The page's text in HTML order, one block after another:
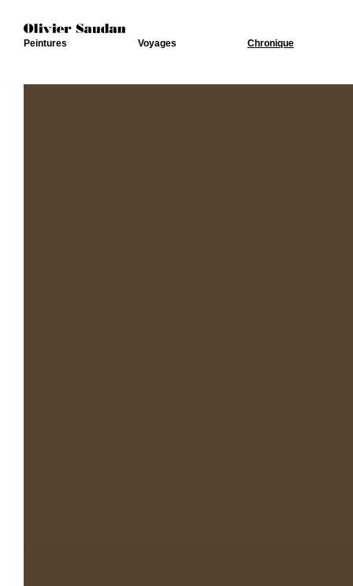
Peintures Voyages Chronique